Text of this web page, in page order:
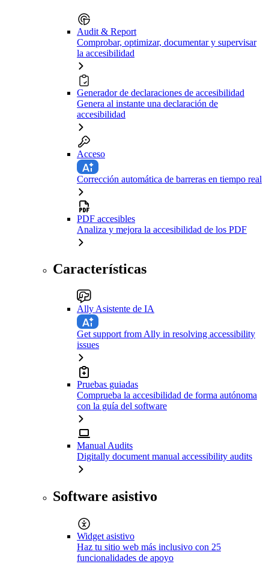
Audit & Report
Comprobar, optimizar, documentar y supervisar
la accesibilidad
Generador de declaraciones de accesibilidad
Genera al instante una declaración de
accesibilidad
Acceso
Corrección automática de barreras en tiempo real
PDF accesibles
Analiza y mejora la accesibilidad de los PDF
Características
Ally Asistente de IA
Get support from Ally in resolving accessibility
issues
Pruebas guiadas
Comprueba la accesibilidad de forma autónoma
con la guía del software
Manual Audits
Digitally document manual accessibility audits
Software asistivo
Widget asistivo
Haz tu sitio web más inclusivo con 25
funcionalidades de apoyo